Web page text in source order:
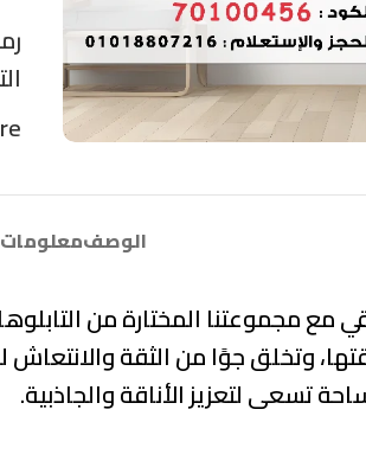
الوصف
مع مجموعتنا المختارة من
، وتخلق جوًا منالثقة والانتعاش
تسعى لتعزيز الأناقة والجاذبية.